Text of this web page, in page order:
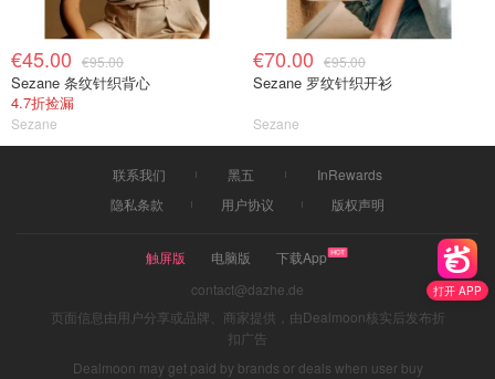
打开 APP
€45.00 €95.00
Sezane 条纹针织背心
4.7折捡漏
Sezane
€70.00 €95.00
Sezane 罗纹针织开衫
Sezane
联系我们 黑五
InRewards
隐私条款
用户协议 版权声明
触屏版 电脑版
下载App
contact@dazhe.de
页面信息由用户分享或品牌、商家提供，由Dealmoon核实后发布折
扣广告
Dealmoon may get paid by brands or deals when user buy